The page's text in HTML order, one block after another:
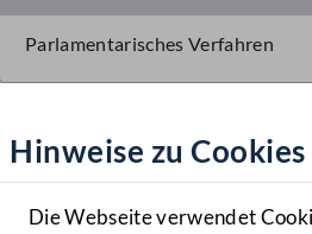
Hilfe
Benutzer
Hinweise zu Cookies
Die Webseite verwendet
Parlamentarisches Verfahren